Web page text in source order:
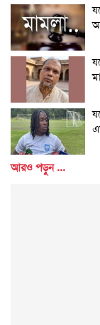
আরও পড়ুন ...